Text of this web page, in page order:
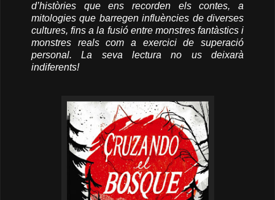
d’històries que ens recorden els contes, a
mitologies que barregen influències de diverses
cultures, fins a la fusió entre monstres fantàstics i
monstres reals com a exercici de superació
personal. La seva lectura no us deixarà
indiferents!